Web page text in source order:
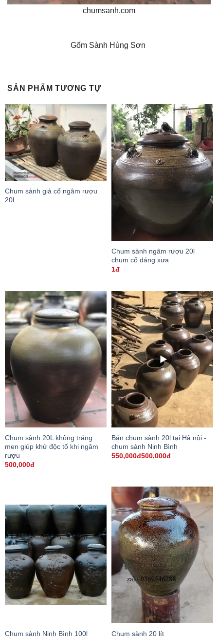
chumsanh.com
Gốm Sành Hùng Sơn
SẢN PHẨM TƯƠNG TỰ
Chum sành giả cổ ngâm rượu
20l
Chum sành ngâm rượu 20l
chum cổ dáng xưa
1đ
Chum sành 20L không tráng
men giúp khử độc tố khi ngâm
rượu
500,000đ
Bán chum sành 20l tại Hà nội -
chum sành Ninh Bình
550,000đ500,000đ
Chum sành Ninh Bình 100l Chum sành 20 lít